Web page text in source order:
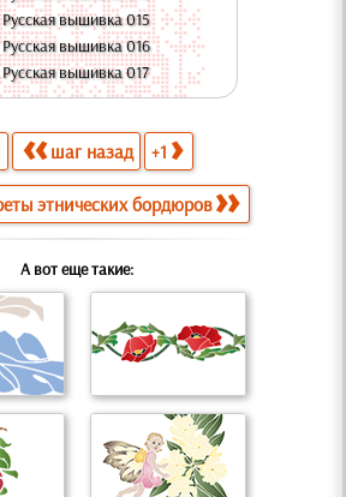
Русская вышивка 015
Русская вышивка 016
Русская вышивка 017
шаг назад +1
этнических бордюров
А вот еще такие: